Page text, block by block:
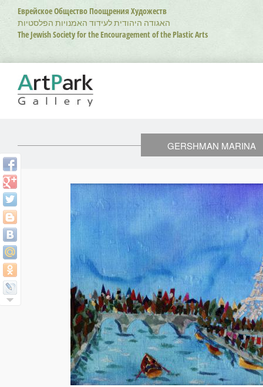
Перейти
основному
содержанию
Еврейское Общество Поощрения Художеств
האגודה היהודית לעידוד האמנויות הפלסטיות
The Jewish Society for the Encouragement of the Plastic Arts
GERSHMAN MARINA